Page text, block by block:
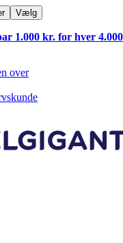
Vælg
1.000 kr. for hver
over